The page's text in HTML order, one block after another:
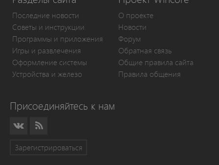
Последние новости
Советы и инструкции
Программы и приложения
Игры и развлечения
Оформление системы
Устройства и железо
О проекте
Новости
Форум
Обратная связь
Общие правила сайта
Правила общения
Присоединяйтесь к нам
Зарегистрироваться